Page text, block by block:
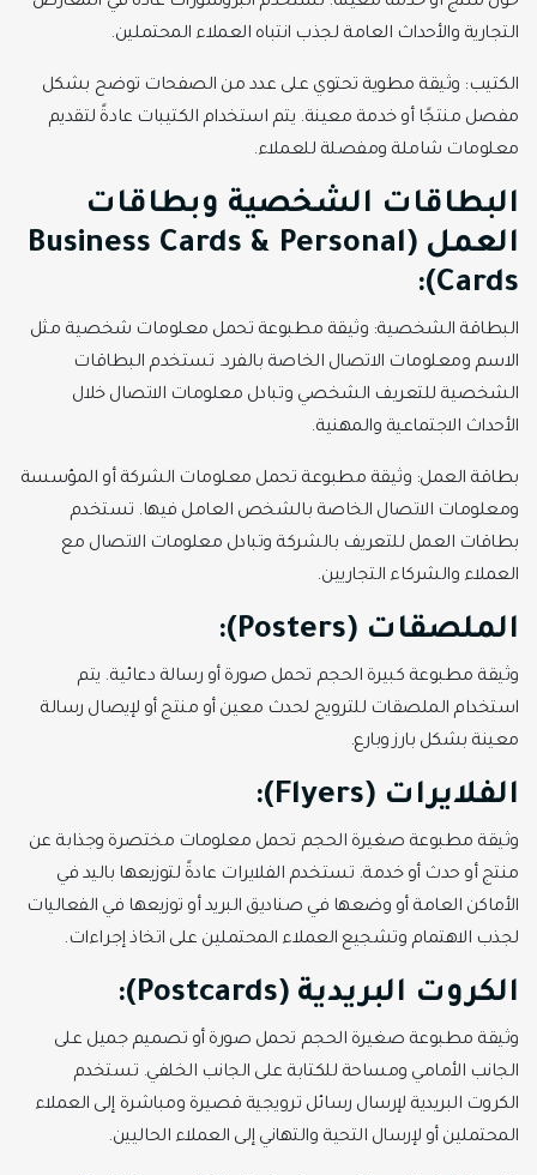
التجارية والأحداث العامة لجذب انتباه العملاء المحتملين.
الكتيب: وثيقة مطوية تحتوي على عدد من الصفحات توضح بشكل
مفصل منتجًا أو خدمة معينة. يتم استخدام الكتيبات عادةً لتقديم
معلومات شاملة ومفصلة للعملاء.
البطاقات الشخصية وبطاقات
العمل (Business Cards & Personal
Cards):
البطاقة الشخصية: وثيقة مطبوعة تحمل معلومات شخصية مثل
الاسم ومعلومات الاتصال الخاصة بالفرد. تستخدم البطاقات
الشخصية للتعريف الشخصي وتبادل معلومات الاتصال خلال
الأحداث الاجتماعية والمهنية.
بطاقة العمل: وثيقة مطبوعة تحمل معلومات الشركة أو المؤسسة
ومعلومات الاتصال الخاصة بالشخص العامل فيها. تستخدم
بطاقات العمل للتعريف بالشركة وتبادل معلومات الاتصال مع
العملاء والشركاء التجاريين.
الملصقات (Posters):
وثيقة مطبوعة كبيرة الحجم تحمل صورة أو رسالة دعائية. يتم
استخدام الملصقات للترويج لحدث معين أو منتج أو لإيصال رسالة
معينة بشكل بارز وبارع.
الفلايرات (Flyers):
وثيقة مطبوعة صغيرة الحجم تحمل معلومات مختصرة وجذابة عن
منتج أو حدث أو خدمة. تستخدم الفلايرات عادةً لتوزيعها باليد في
الأماكن العامة أو وضعها في صناديق البريد أو توزيعها في الفعاليات
لجذب الاهتمام وتشجيع العملاء المحتملين على اتخاذ إجراءات.
الكروت البريدية (Postcards):
وثيقة مطبوعة صغيرة الحجم تحمل صورة أو تصميم جميل على
الجانب الأمامي ومساحة للكتابة على الجانب الخلفي. تستخدم
الكروت البريدية لإرسال رسائل ترويجية قصيرة ومباشرة إلى العملاء
المحتملين أو لإرسال التحية والتهاني إلى العملاء الحاليين.